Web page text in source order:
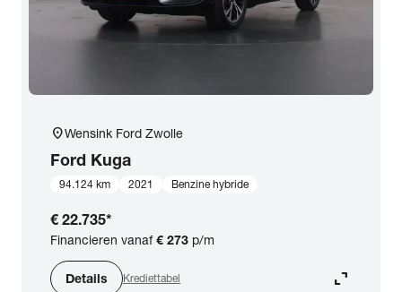
location_onWensink Ford Zwolle
Ford Kuga
94.124 km 2021 Benzine hybride
€ 22.735*
Financieren vanaf€ 273 p/m
Details Krediettabel expand_content